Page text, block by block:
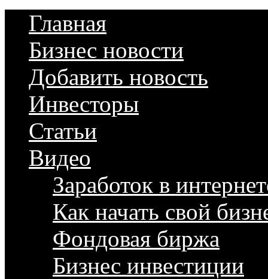
Главная
Бизнес новости
Добавить новость
Инвесторы
Статьи
Видео
Заработок в
Как начать свой
Фондовая биржа
Бизнес инвестиции